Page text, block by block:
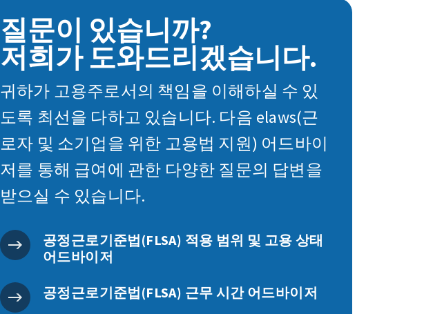
질문이 있습니까?
저희가 도와드리겠습니다.
귀하가 고용주로서의 책임을 이해하실 수 있
도록 최선을 다하고 있습니다. 다음 elaws(근
로자 및 소기업을 위한 고용법 지원) 어드바이
저를 통해 급여에 관한 다양한 질문의 답변을
받으실 수 있습니다.
공정근로기준법(FLSA) 적용 범위 및 고용 상태
어드바이저
공정근로기준법(FLSA) 근무 시간 어드바이저